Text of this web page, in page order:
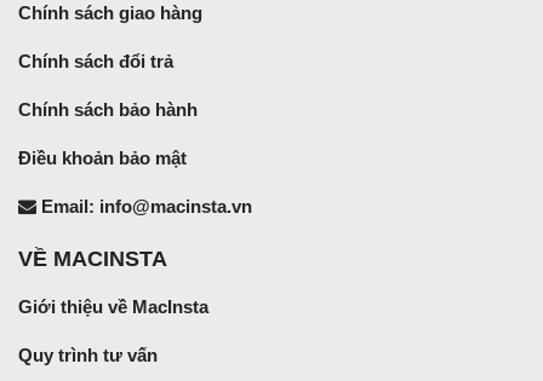
Chính sách giao hàng
Chính sách đổi trả
Chính sách bảo hành
Điều khoản bảo mật
Email: info@macinsta.vn
VỀ MACINSTA
Giới thiệu về MacInsta
Quy trình tư vấn